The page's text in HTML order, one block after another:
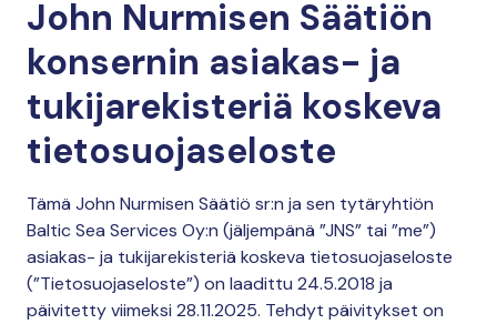
John Nurmisen Säätiön
konsernin asiakas- ja
tukijarekisteriä koskeva
tietosuojaseloste
Tämä John Nurmisen Säätiö sr:n ja sen tytäryhtiön
Baltic Sea Services Oy:n (jäljempänä ”JNS” tai ”me”)
asiakas- ja tukijarekisteriä koskeva tietosuojaseloste
(”Tietosuojaseloste”) on laadittu 24.5.2018 ja
päivitetty viimeksi 28.11.2025. Tehdyt päivitykset on